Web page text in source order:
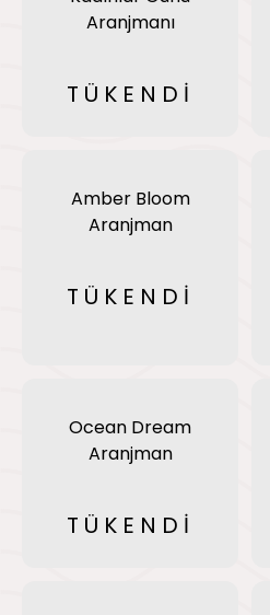
Aranjmanı
TÜKENDİ
Amber Bloom
Aranjman
TÜKENDİ
Ocean Dream
Aranjman
TÜKENDİ